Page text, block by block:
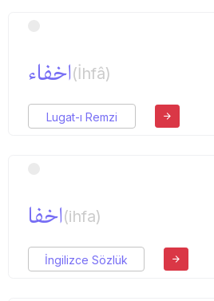
اخفاء(İhfâ)
Lugat-ı Remzi
اخفا(ihfa)
İngilizce Sözlük